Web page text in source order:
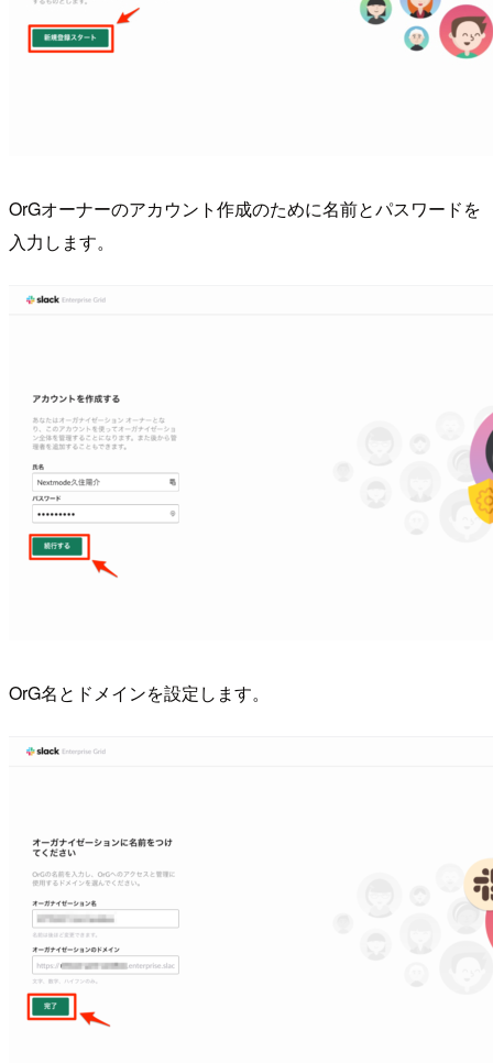
OrGオーナーのアカウント作成のために名前とパスワードを
入力します。
OrG名とドメインを設定します。